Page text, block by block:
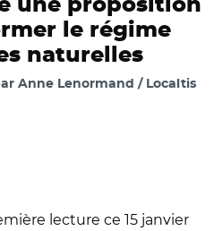
une proposition
le régime
naturelles
Anne Lenormand / Localtis
lecture ce 15 janvier